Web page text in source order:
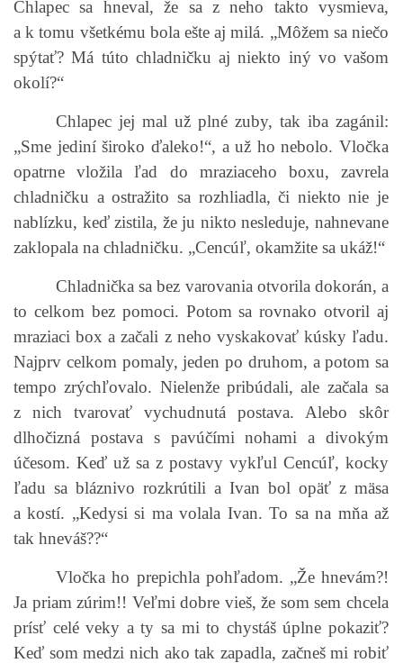
Chlapec sa hneval, že sa z neho takto vysmieva,
a k tomu všetkému bola ešte aj milá. „Môžem sa niečo
spýtať? Má túto chladničku aj niekto iný vo vašom
okolí?“
Chlapec jej mal už plné zuby, tak iba zagánil:
„Sme jediní široko ďaleko!“, a už ho nebolo. Vločka
opatrne vložila ľad do mraziaceho boxu, zavrela
chladničku a ostražito sa rozhliadla, či niekto nie je
nablízku, keď zistila, že ju nikto nesleduje, nahnevane
zaklopala na chladničku. „Cencúľ, okamžite sa ukáž!“
Chladnička sa bez varovania otvorila dokorán, a
to celkom bez pomoci. Potom sa rovnako otvoril aj
mraziaci box a začali z neho vyskakovať kúsky ľadu.
Najprv celkom pomaly, jeden po druhom, a potom sa
tempo zrýchľovalo. Nielenže pribúdali, ale začala sa
z nich tvarovať vychudnutá postava. Alebo skôr
dlhočizná postava s pavúčími nohami a divokým
účesom. Keď už sa z postavy vykľul Cencúľ, kocky
ľadu sa bláznivo rozkrútili a Ivan bol opäť z mäsa
a kostí. „Kedysi si ma volala Ivan. To sa na mňa až
tak hneváš??“
Vločka ho prepichla pohľadom. „Že hnevám?!
Ja priam zúrim!! Veľmi dobre vieš, že som sem chcela
prísť celé veky a ty sa mi to chystáš úplne pokaziť?
Keď som medzi nich ako tak zapadla, začneš mi robiť